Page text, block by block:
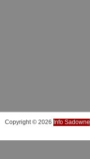
Copyright © 2026 Info Sadowne